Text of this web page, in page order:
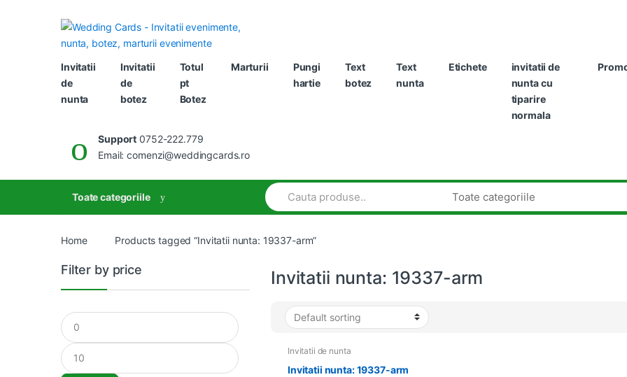
Invitatii
de
nunta
Invitatii
de
botez
Totul
pt
Botez
Marturii
Pungi
hartie
Text
botez
Text
nunta
Etichete
invitatii de
nunta cu
tiparire
normala
Support 0752-222.779
Email: comenzi@weddingcards.ro
Toate categoriile
Search
for:
Home Products tagged “Invitatii nunta: 19337-arm”
Invitatii nunta: 19337-arm
Invitatii de nunta
Invitatii nunta: 19337-arm
Filter by price
Min
price
Max
price